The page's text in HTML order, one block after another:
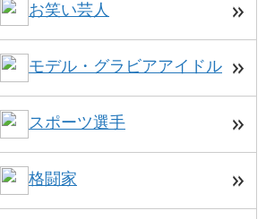
お笑い芸人
モデル・グラビアアイドル
スポーツ選手
格闘家